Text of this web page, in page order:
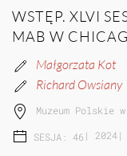
WSTĘP. XLVI
MAB W
Małgorzata Kot
Richard Owsiany
Muzeum Polskie
SESJA: 46 | 2024|